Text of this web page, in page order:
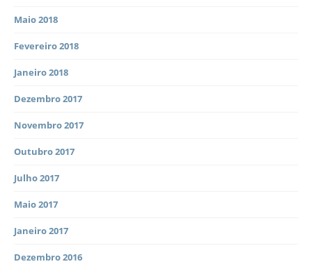
Maio 2018
Fevereiro 2018
Janeiro 2018
Dezembro 2017
Novembro 2017
Outubro 2017
Julho 2017
Maio 2017
Janeiro 2017
Dezembro 2016